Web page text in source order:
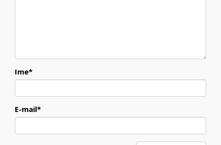
Ime*
E-mail*